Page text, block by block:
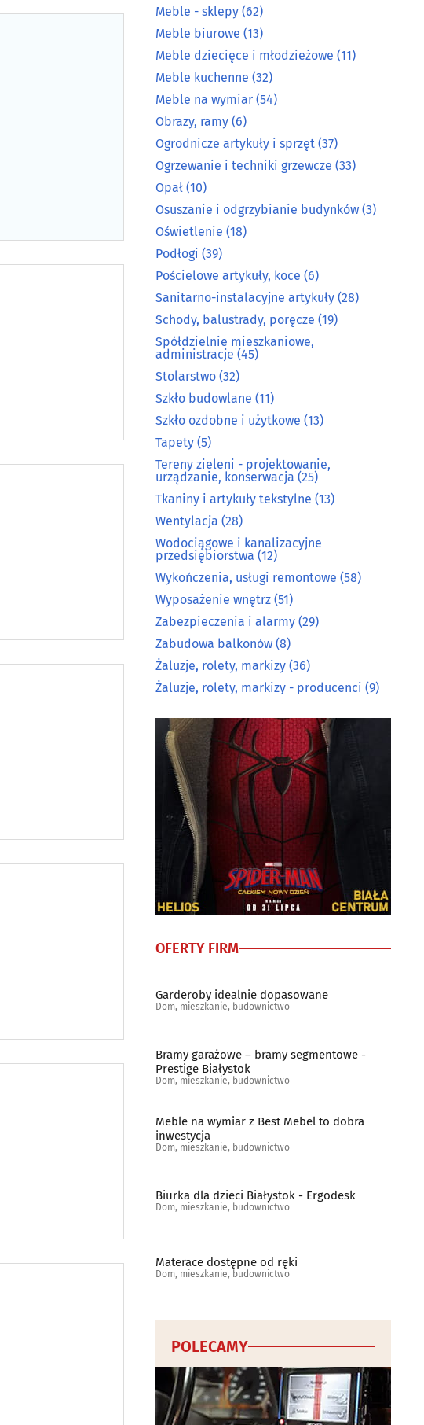
Meble - sklepy (62)
Meble biurowe (13)
Meble dziecięce i młodzieżowe (11)
Meble kuchenne (32)
Meble na wymiar (54)
Obrazy, ramy (6)
Ogrodnicze artykuły i sprzęt (37)
Ogrzewanie i techniki grzewcze (33)
Opał (10)
Osuszanie i odgrzybianie budynków (3)
Oświetlenie (18)
Podłogi (39)
Pościelowe artykuły, koce (6)
Sanitarno-instalacyjne artykuły (28)
Schody, balustrady, poręcze (19)
Spółdzielnie mieszkaniowe,
administracje (45)
Stolarstwo (32)
Szkło budowlane (11)
Szkło ozdobne i użytkowe (13)
Tapety (5)
Tereny zieleni - projektowanie,
urządzanie, konserwacja (25)
Tkaniny i artykuły tekstylne (13)
Wentylacja (28)
Wodociągowe i kanalizacyjne
przedsiębiorstwa (12)
Wykończenia, usługi remontowe (58)
Wyposażenie wnętrz (51)
Zabezpieczenia i alarmy (29)
Zabudowa balkonów (8)
Żaluzje, rolety, markizy (36)
Żaluzje, rolety, markizy - producenci (9)
OFERTY FIRM
Garderoby idealnie dopasowane
Dom, mieszkanie, budownictwo
Bramy garażowe – bramy segmentowe -
Prestige Białystok
Dom, mieszkanie, budownictwo
Meble na wymiar z Best Mebel to dobra
inwestycja
Dom, mieszkanie, budownictwo
Biurka dla dzieci Białystok - Ergodesk
Dom, mieszkanie, budownictwo
Materace dostępne od ręki
Dom, mieszkanie, budownictwo
POLECAMY